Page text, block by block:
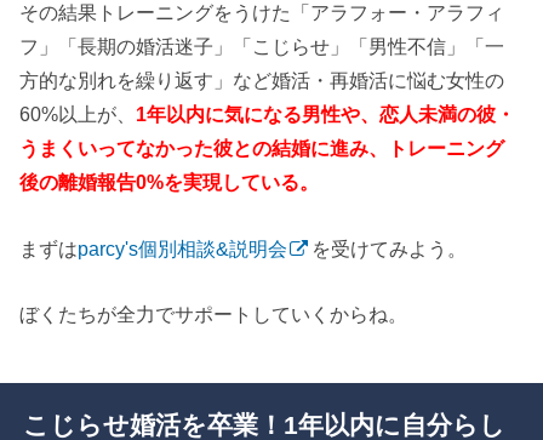
その結果トレーニングをうけた「アラフォー・アラフィ
フ」「長期の婚活迷子」「こじらせ」「男性不信」「一
方的な別れを繰り返す」など婚活・再婚活に悩む女性の
60%以上が、 1年以内に気になる男性や、恋人未満の彼・
うまくいってなかった彼との結婚に進み、トレーニング
後の離婚報告0%を実現している。
まずはparcy's個別相談&説明会 を受けてみよう。
ぼくたちが全力でサポートしていくからね。
こじらせ婚活を卒業！1年以内に自分らし